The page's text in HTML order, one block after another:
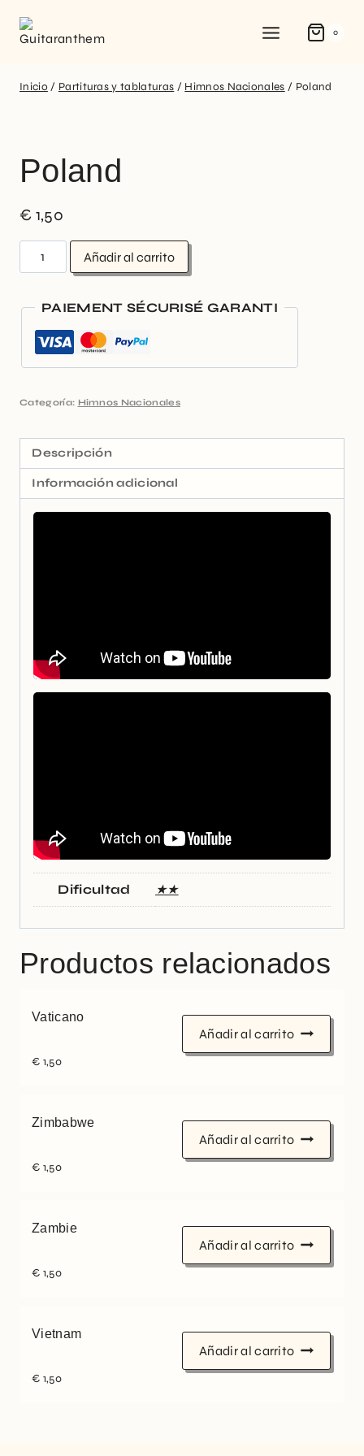
0
Inicio / Partituras y tablaturas / Himnos Nacionales / Poland
Poland
€ 1,50
Añadir al carrito
PAIEMENT SÉCURISÉ GARANTI
Categoría: Himnos Nacionales
Descripción
Información adicional
Dificultad ★★
Productos relacionados
Vaticano
€ 1,50
Añadir al carrito
Zimbabwe
€ 1,50
Añadir al carrito
Zambie
€ 1,50
Añadir al carrito
Vietnam
€ 1,50
Añadir al carrito